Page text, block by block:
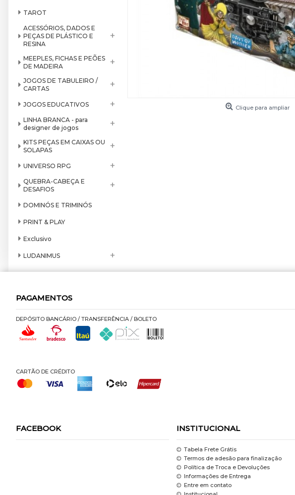
TAROT
ACESSÓRIOS, DADOS E
PEÇAS DE PLÁSTICO E
RESINA
+
MEEPLES, FICHAS E PEÕES
DE MADEIRA
+
JOGOS DE TABULEIRO /
CARTAS
+
JOGOS EDUCATIVOS +
LINHA BRANCA - para
designer de jogos
+
KITS PEÇAS EM CAIXAS OU
SOLAPAS
+
UNIVERSO RPG +
QUEBRA-CABEÇA E
DESAFIOS
+
DOMINÓS E TRIMINÓS
PRINT & PLAY
Exclusivo
LUDANIMUS +
Clique para ampliar
PAGAMENTOS
DEPÓSITO BANCÁRIO / TRANSFERÊNCIA / BOLETO
CARTÃO DE CRÉDITO
FACEBOOK INSTITUCIONAL
Tabela Frete Grátis
Termos de adesão para finalização
Política de Troca e Devoluções
Informações de Entrega
Entre em contato